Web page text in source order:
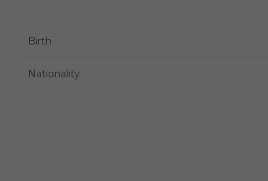
Birth
Nationality